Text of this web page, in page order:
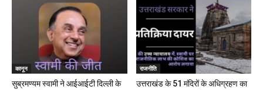
कानून
सुब्रमण्यम स्वामी ने आईआईटी दिल्ली के
राजनीति
उत्तराखंड के 51 मंदिरों के अधिग्रहण का